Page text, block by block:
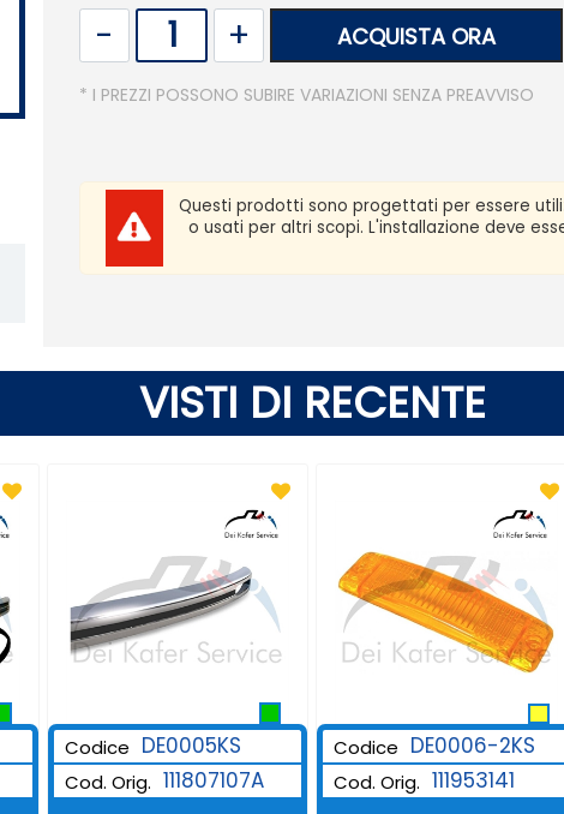
ACQUISTA ORA
* I PREZZI POSSONO SUBIRE VARIAZIONI SENZA PREAVVISO
Questi prodotti sono progettati per essere
o usati per altri scopi. L'installazione deve
VISTI DI RECENTE
Codice DE0005KS
Cod. Orig. 111807107A
Codice DE0006-2KS
Cod. Orig. 111953141